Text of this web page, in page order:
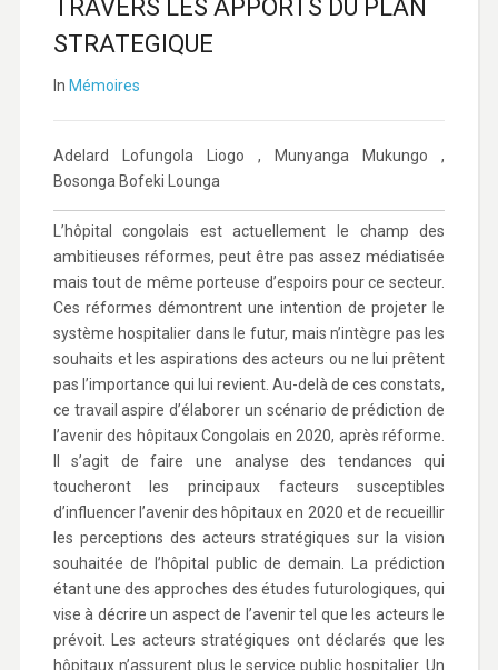
TRAVERS LES APPORTS DU PLAN
STRATEGIQUE
In Mémoires
Adelard Lofungola Liogo , Munyanga Mukungo ,
Bosonga Bofeki Lounga
L’hôpital congolais est actuellement le champ des
ambitieuses réformes, peut être pas assez médiatisée
mais tout de même porteuse d’espoirs pour ce secteur.
Ces réformes démontrent une intention de projeter le
système hospitalier dans le futur, mais n’intègre pas les
souhaits et les aspirations des acteurs ou ne lui prêtent
pas l’importance qui lui revient. Au-delà de ces constats,
ce travail aspire d’élaborer un scénario de prédiction de
l’avenir des hôpitaux Congolais en 2020, après réforme.
Il s’agit de faire une analyse des tendances qui
toucheront les principaux facteurs susceptibles
d’influencer l’avenir des hôpitaux en 2020 et de recueillir
les perceptions des acteurs stratégiques sur la vision
souhaitée de l’hôpital public de demain. La prédiction
étant une des approches des études futurologiques, qui
vise à décrire un aspect de l’avenir tel que les acteurs le
prévoit. Les acteurs stratégiques ont déclarés que les
hôpitaux n’assurent plus le service public hospitalier. Un